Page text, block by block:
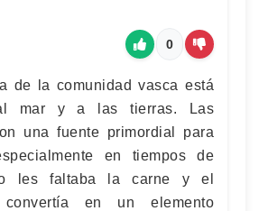
0
de la comunidad vasca está
mar y a las tierras. Las
una fuente primordial para
en tiempos de
les faltaba la carne y el
en un elemento